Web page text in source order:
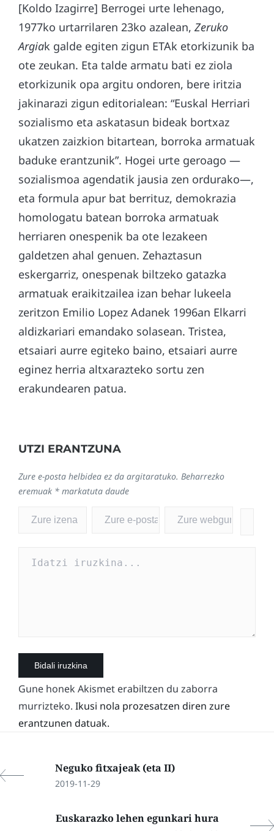
[Koldo Izagirre] Berrogei urte lehenago,
1977ko urtarrilaren 23ko azalean, Zeruko
Argiak galde egiten zigun ETAk etorkizunik ba
ote zeukan. Eta talde armatu bati ez ziola
etorkizunik opa argitu ondoren, bere iritzia
jakinarazi zigun editorialean: “Euskal Herriari
sozialismo eta askatasun bideak bortxaz
ukatzen zaizkion bitartean, borroka armatuak
baduke erantzunik”. Hogei urte geroago —
sozialismoa agendatik jausia zen ordurako—,
eta formula apur bat berrituz, demokrazia
homologatu batean borroka armatuak
herriaren onespenik ba ote lezakeen
galdetzen ahal genuen. Zehaztasun
eskergarriz, onespenak biltzeko gatazka
armatuak eraikitzailea izan behar lukeela
zeritzon Emilio Lopez Adanek 1996an Elkarri
aldizkariari emandako solasean. Tristea,
etsaiari aurre egiteko baino, etsaiari aurre
eginez herria altxarazteko sortu zen
erakundearen patua.
UTZI ERANTZUNA
Zure e-posta helbidea ez da argitaratuko. Beharrezko
eremuak * markatuta daude
Gune honek Akismet erabiltzen du zaborra
murrizteko. Ikusi nola prozesatzen diren zure
erantzunen datuak.
Neguko fitxajeak (eta II)
2019-11-29
Euskarazko lehen egunkari hura